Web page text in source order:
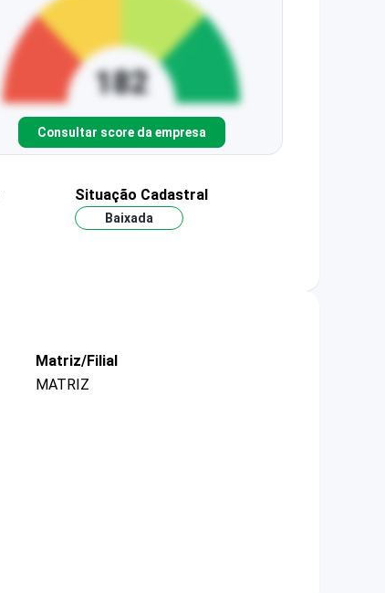
Consultar score da empresa
Situação Cadastral
Baixada
Matriz/Filial
MATRIZ